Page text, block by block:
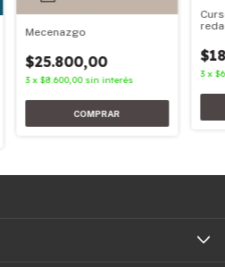
Mecenazgo
$25.800,00
3 x$8.600,00 sin interés
3 x